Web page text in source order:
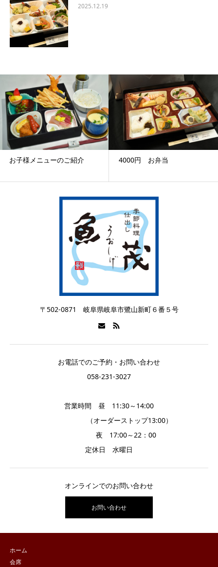
2025.12.19
メニューのご紹介 4000円 お弁当
〒502-0871 岐阜県岐阜市鷺山新町６番５号
お電話でのご予約・お問い合わせ
058-231-3027
営業時間 昼 11:30～14:00
（オーダーストップ13:00）
夜 17:00～22：00
定休日 水曜日
オンラインでのお問い合わせ
お問い合わせ
ホーム
会席